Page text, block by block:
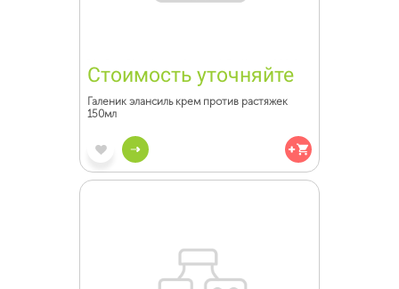
Стоимость уточняйте
Галеник элансиль крем против растяжек
150мл